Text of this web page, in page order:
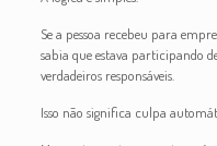
Se a pessoa recebeu para
sabia que estava participando
verdadeiros responsáveis.
Isso não significa culpa